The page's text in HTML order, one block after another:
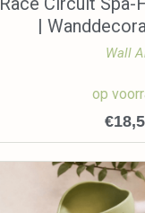
|
Wall
op
€